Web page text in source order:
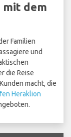
mit dem
Familien
und
die Reise
macht, die
Heraklion